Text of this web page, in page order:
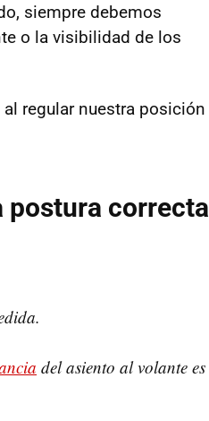
siempre debemos
o la visibilidad de los
regular nuestra posición
postura correcta
del asiento al volante es